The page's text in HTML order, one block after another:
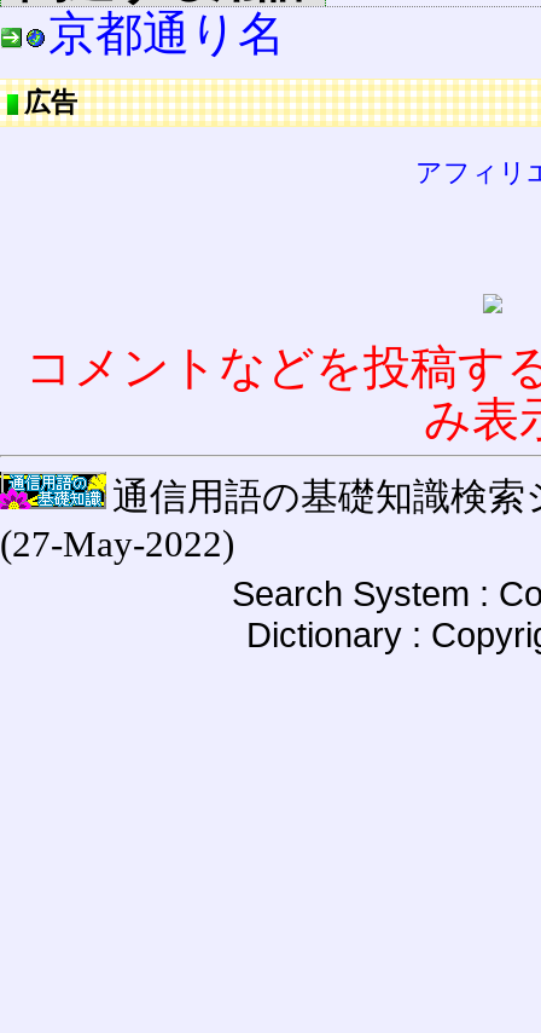
京都通り名
広告
アフィリ
コメントなどを投稿す
み表
通信用語の基礎知識検索
(27-May-2022)
Search System :
Dictionary :